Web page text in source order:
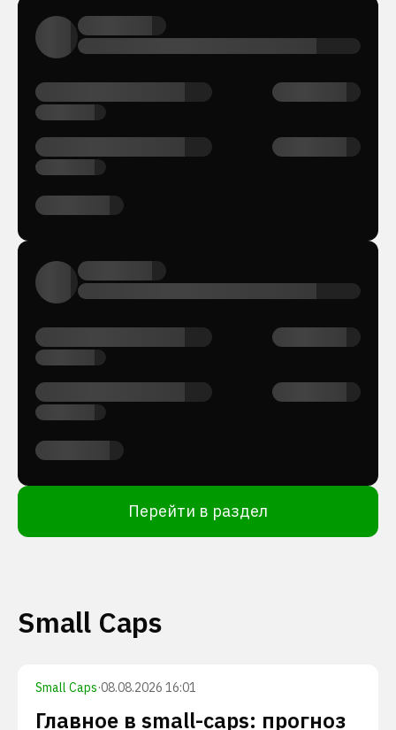
Перейти в раздел
Small Caps
Small Caps·08.08.2026 16:01
Главное в small-caps: прогноз